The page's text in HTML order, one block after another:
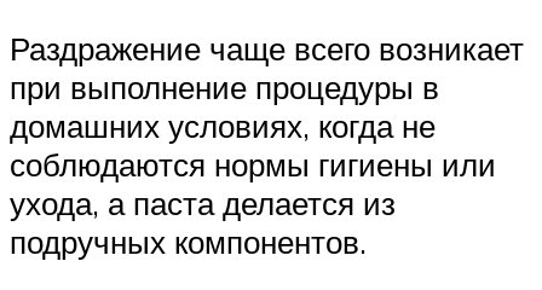
Раздражение чаще всего возникает
при выполнение процедуры в
домашних условиях, когда не
соблюдаются нормы гигиены или
ухода, а паста делается из
подручных компонентов.